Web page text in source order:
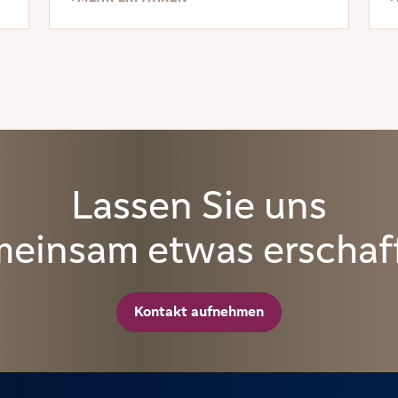
Stiftungshandelns.
Lassen Sie uns
etwas
Kontakt aufnehmen